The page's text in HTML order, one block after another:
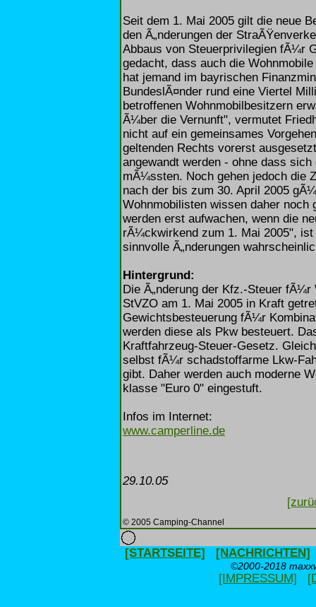
Seit dem 1. Mai 2005 gilt die neue
den Ã„nderungen der
Abbaus von Steuerprivilegien fÃ¼r
gedacht, dass auch die
hat jemand im bayrischen
BundeslÃ¤nder rund eine Viertel
betroffenen Wohnmobilbesitzern
Ã¼ber die Vernunft", vermutet
nicht auf ein gemeinsames
geltenden Rechts vorerst
angewandt werden - ohne dass
mÃ¼ssten. Noch gehen jedoch die
nach der bis zum 30. April 2005
Wohnmobilisten wissen daher
werden erst aufwachen, wenn die
rÃ¼ckwirkend zum 1. Mai 2005",
sinnvolle Ã„nderungen
Hintergrund:
Die Ã„nderung der Kfz.-Steuer
StVZO am 1. Mai 2005 in Kraft
Gewichtsbesteuerung fÃ¼r
werden diese als Pkw besteuert.
Kraftfahrzeug-Steuer-Gesetz.
selbst fÃ¼r schadstoffarme Lkw-
gibt. Daher werden auch moderne
klasse "Euro 0" eingestuft.
Infos im Internet:
www.camperline.de
29.10.05
© 2005 Camping-Channel
[STARTSEITE] [NACHRICHTEN]
©2000-2018
[IMPRESSUM]